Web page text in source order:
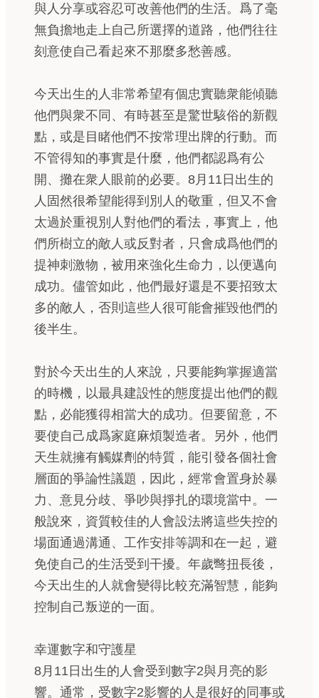
與人分享或容忍可改善他們的生活。爲了毫
無負擔地走上自己所選擇的道路，他們往往
刻意使自己看起來不那麼多愁善感。
今天出生的人非常希望有個忠實聽衆能傾聽
他們與衆不同、有時甚至是驚世駭俗的新觀
點，或是目睹他們不按常理出牌的行動。而
不管得知的事實是什麼，他們都認爲有公
開、攤在衆人眼前的必要。8月11日出生的
人固然很希望能得到別人的敬重，但又不會
太過於重視別人對他們的看法，事實上，他
們所樹立的敵人或反對者，只會成爲他們的
提神刺激物，被用來強化生命力，以便邁向
成功。儘管如此，他們最好還是不要招致太
多的敵人，否則這些人很可能會摧毀他們的
後半生。
對於今天出生的人來說，只要能夠掌握適當
的時機，以最具建設性的態度提出他們的觀
點，必能獲得相當大的成功。但要留意，不
要使自己成爲家庭麻煩製造者。另外，他們
天生就擁有觸媒劑的特質，能引發各個社會
層面的爭論性議題，因此，經常會置身於暴
力、意見分歧、爭吵與掙扎的環境當中。一
般說來，資質較佳的人會設法將這些失控的
場面通過溝通、工作安排等調和在一起，避
免使自己的生活受到干擾。年歲彆扭長後，
今天出生的人就會變得比較充滿智慧，能夠
控制自己叛逆的一面。
幸運數字和守護星
8月11日出生的人會受到數字2與月亮的影
響。通常，受數字2影響的人是很好的同事或